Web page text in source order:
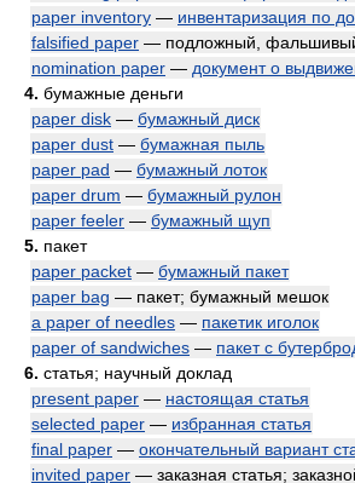
paper inventory — инвентаризация по
falsified paper — подложный,
nomination paper — документ о
4. бумажные деньги
paper disk — бумажный диск
paper dust — бумажная пыль
paper pad — бумажный лоток
paper drum — бумажный рулон
paper feeler — бумажный щуп
5. пакет
paper packet — бумажный пакет
paper bag — пакет; бумажный мешок
a paper of needles — пакетик иголок
paper of sandwiches — пакет с
6. статья; научный доклад
present paper — настоящая статья
selected paper — избранная статья
final paper — окончательный вариант
invited paper — заказная статья;